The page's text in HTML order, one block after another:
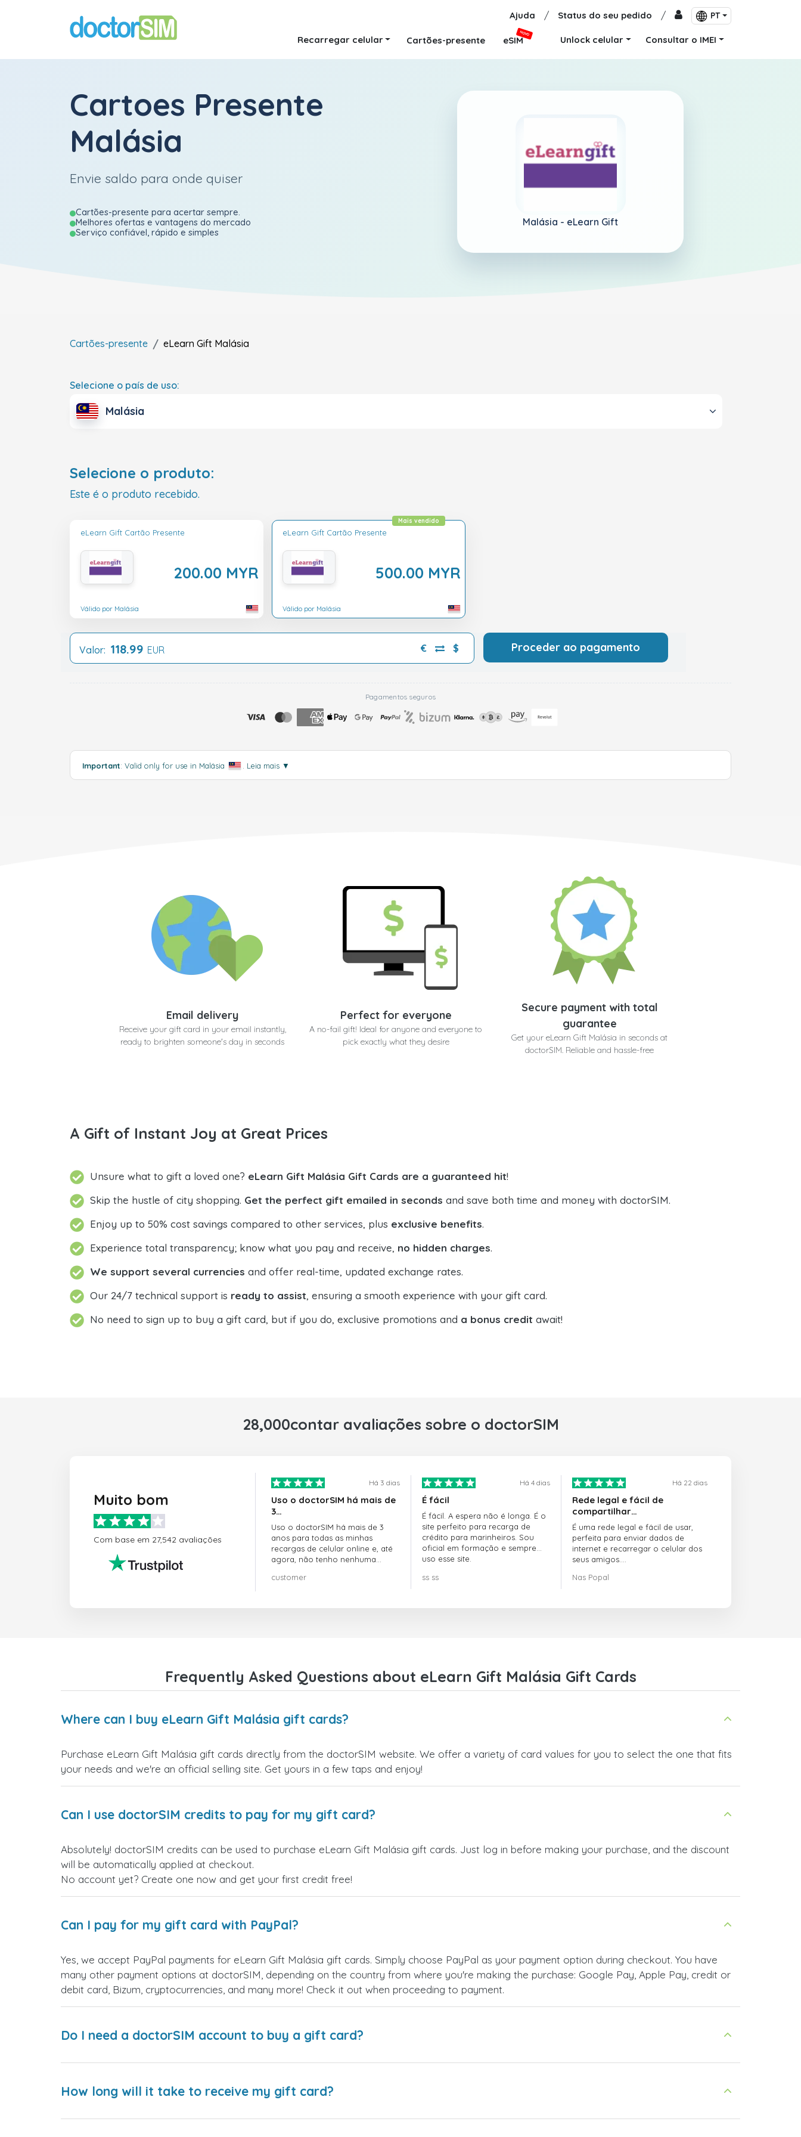
Ajuda / Status do seu pedido / PT
Recarregar celular Cartões-presente eSIM
NOVO
Unlock celular Consultar o IMEI
Cartoes Presente
Malásia
Envie saldo para onde quiser
Cartões-presente para acertar sempre.
Melhores ofertas e vantagens do mercado
Serviço confiável, rápido e simples
Malásia - eLearn Gift
Cartões-presente eLearn Gift Malásia
Selecione o país de uso:
Malásia
Selecione o produto:
Este é o produto recebido.
eLearn Gift Cartão Presente
200.00 MYR
Válido por Malásia
eLearn Gift Cartão Presente
500.00 MYR
Mais vendido
Válido por Malásia
Valor: 118.99 EUR € $ Proceder ao pagamento
Pagamentos seguros
Important: Valid only for use in Malásia Leia mais ▼
Email delivery
Receive your gift card in your email instantly,
ready to brighten someone's day in seconds
Perfect for everyone
A no-fail gift! Ideal for anyone and everyone to
pick exactly what they desire
Secure payment with total
guarantee
Get your eLearn Gift Malásia in seconds at
doctorSIM. Reliable and hassle-free
A Gift of Instant Joy at Great Prices
Unsure what to gift a loved one? eLearn Gift Malásia Gift Cards are a guaranteed hit!
Skip the hustle of city shopping. Get the perfect gift emailed in seconds and save both time and money with doctorSIM.
Enjoy up to 50% cost savings compared to other services, plus exclusive benefits.
Experience total transparency; know what you pay and receive, no hidden charges.
We support several currencies and offer real-time, updated exchange rates.
Our 24/7 technical support is ready to assist, ensuring a smooth experience with your gift card.
No need to sign up to buy a gift card, but if you do, exclusive promotions and a bonus credit await!
28,000contar avaliações sobre o doctorSIM
Muito bom
Com base em 27,542 avaliações
Há 3 dias
Uso o doctorSIM há mais de
3…
Uso o doctorSIM há mais de 3
anos para todas as minhas
recargas de celular online e, até
agora, não tenho nenhuma
customer
Há 4 dias
É fácil
É fácil. A espera não é longa. É o
site perfeito para recarga de
crédito para marinheiros. Sou
oficial em formação e sempre
uso esse site.
ss ss
Há 22 dias
Rede legal e fácil de
compartilhar…
É uma rede legal e fácil de usar,
perfeita para enviar dados de
internet e recarregar o celular dos
seus amigos.
O atendimento ao cliente é incrível.
Nas
Nas Popal
Frequently Asked Questions about eLearn Gift Malásia Gift Cards
Where can I buy eLearn Gift Malásia gift cards?
Purchase eLearn Gift Malásia gift cards directly from the doctorSIM website. We offer a variety of card values for you to select the one that fits
your needs and we're an official selling site. Get yours in a few taps and enjoy!
Can I use doctorSIM credits to pay for my gift card?
Absolutely! doctorSIM credits can be used to purchase eLearn Gift Malásia gift cards. Just log in before making your purchase, and the discount
will be automatically applied at checkout.
No account yet? Create one now and get your first credit free!
Can I pay for my gift card with PayPal?
Yes, we accept PayPal payments for eLearn Gift Malásia gift cards. Simply choose PayPal as your payment option during checkout. You have
many other payment options at doctorSIM, depending on the country from where you're making the purchase: Google Pay, Apple Pay, credit or
debit card, Bizum, cryptocurrencies, and many more! Check it out when proceeding to payment.
Do I need a doctorSIM account to buy a gift card?
How long will it take to receive my gift card?